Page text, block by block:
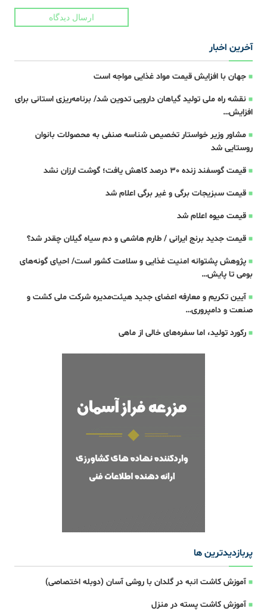
ارسال دیدگاه
آخرین اخبار
جهان با افزایش قیمت مواد غذایی مواجه است
نقشه راه ملی تولید گیاهان دارویی تدوین شد/ برنامه‌ریزی استانی برای
افزایش…
مشاور وزیر خواستار تخصیص شناسه صنفی به محصولات بانوان
روستایی شد
قیمت گوسفند زنده 30 درصد کاهش یافت؛ گوشت ارزان نشد
قیمت سبزیجات برگی و غیر برگی اعلام شد
قیمت میوه اعلام شد
قیمت جدید برنج ایرانی / طارم هاشمی و دم سیاه گیلان چقدر شد؟
پژوهش پشتوانه امنیت غذایی و سلامت کشور است/ احیای گونه‌های
بومی تا پایش…
آیین تکریم و معارفه اعضای جدید هیئت‌مدیره شرکت ملی کشت و
صنعت و دامپروری…
رکورد تولید، اما سفره‌های خالی از ماهی
پربازدیدترین ها
آموزش کاشت انبه در گلدان با روشی آسان (دوبله اختصاصی)
آموزش کاشت پسته در منزل